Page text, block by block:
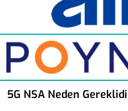
5G NSA Neden